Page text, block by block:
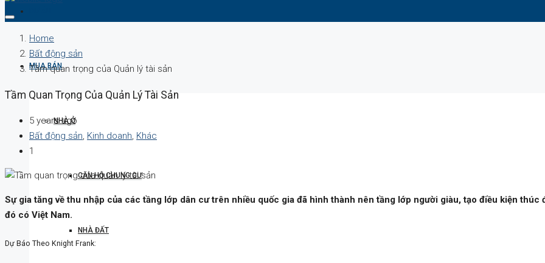
MUA BÁN
NHÀ Ở
CĂN HỘ CHUNG CƯ
NHÀ ĐẤT
Home
Bất động sản
Tầm quan trọng của Quản lý tài sản
Tầm Quan Trọng Của Quản Lý Tài Sản
5 years ago
Bất động sản, Kinh doanh, Khác
1
Sự gia tăng về thu nhập của các tầng lớp dân cư trên nhiều quốc gia đã hình thành nên tầng lớp người giàu, tạo điều kiện
đó có Việt Nam.
Dự Báo Theo Knight Frank: